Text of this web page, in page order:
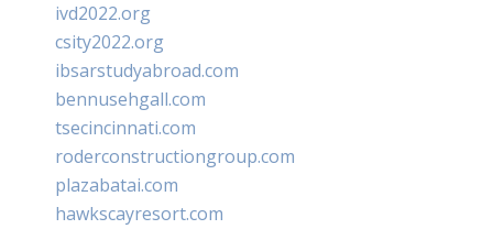
ivd2022.org
csity2022.org
ibsarstudyabroad.com
bennusehgall.com
tsecincinnati.com
roderconstructiongroup.com
plazabatai.com
hawkscayresort.com